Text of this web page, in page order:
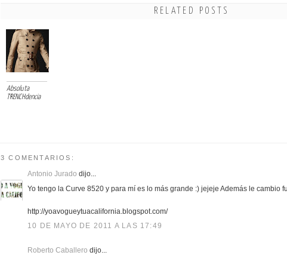
RELATED POSTS
Absoluta
TRENCHdencia
3 COMENTARIOS:
Antonio Jurado dijo...
Yo tengo la Curve 8520 y para mí es lo más grande :) jejeje Además le cambio
http://yoavogueytuacalifornia.blogspot.com/
10 DE MAYO DE 2011 A LAS 17:49
Roberto Caballero dijo...